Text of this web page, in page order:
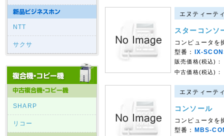
NTT
サクサ
SHARP
リコー
エヌティーテ
スターコンソ
コンピュータを
型番：
IX-
販売価格(税込)：
中古価格(税込)：
エヌティーテ
コンソール
コンピュータを
型番：
MBS-